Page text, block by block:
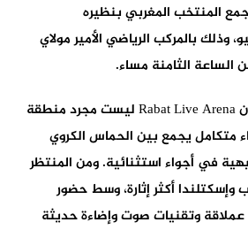
ستجمع المنتخب المغربي بنظيره
يوم 19 يونيو، وذلك بالمركب الرياضي الأمير مولاي
الساعة الثامنة مساء.
وأثبتت المباراة الأولى أن Rabat Live Arena ليست مجرد منطقة
متكامل يجمع بين الحماس الكروي
في أجواء استثنائية. ومن المنتظر
أكثر إثارة، وسط حضور
وتقنيات صوت وإضاءة حديثة